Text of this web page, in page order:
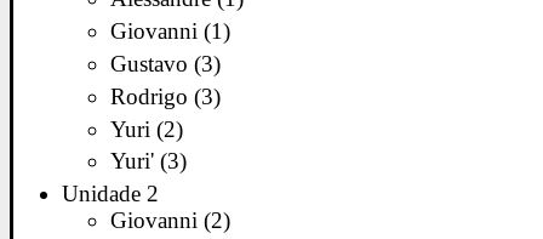
Giovanni (1)
Gustavo (3)
Rodrigo (3)
Yuri (2)
Yuri' (3)
Unidade 2
Giovanni (2)